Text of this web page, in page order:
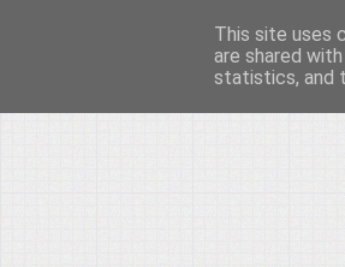
Το
Είμαστε
This site uses
are shared
statistics, and